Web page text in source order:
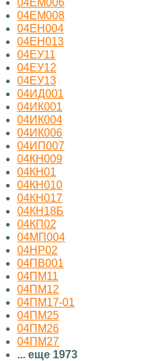
04ЕМ006
04ЕМ008
04ЕН004
04ЕН013
04ЕУ11
04ЕУ12
04ЕУ13
04ИД001
04ИК001
04ИК004
04ИК006
04ИП007
04КН009
04КН01
04КН010
04КН017
04КН18Б
04КП02
04МП004
04НР02
04ПВ001
04ПМ11
04ПМ12
04ПМ17-01
04ПМ25
04ПМ26
04ПМ27
... еще 1973